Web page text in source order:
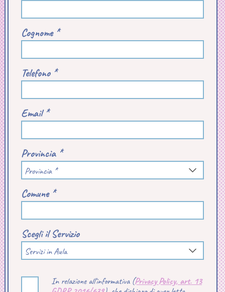
Cognome *
Telefono *
Email *
Provincia *
Provincia *
Comune *
Scegli il Servizio
Servizi in Aula
In relazione all'informativa (Privacy Policy, art. 13